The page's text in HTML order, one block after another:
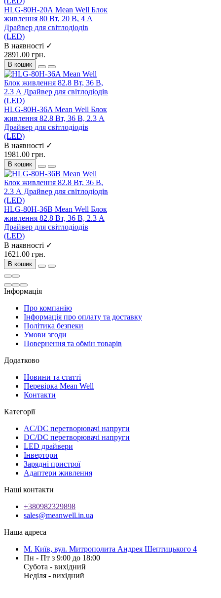
HLG-80H-20А Mean Well Блок
живлення 80 Вт, 20 В, 4 А
Драйвер для світлодіодів
(LED)
В наявності ✓
2891.00 грн.
В кошик
HLG-80H-36A Mean Well Блок
живлення 82.8 Вт, 36 В, 2.3 А
Драйвер для світлодіодів
(LED)
В наявності ✓
1981.00 грн.
В кошик
HLG-80H-36B Mean Well Блок
живлення 82.8 Вт, 36 В, 2.3 А
Драйвер для світлодіодів
(LED)
В наявності ✓
1621.00 грн.
В кошик
Інформація
Про компанію
Інформація про оплату та доставку
Політика безпеки
Умови згоди
Повернення та обмін товарів
Додатково
Новини та статті
Перевірка Mean Well
Контакти
Категорії
AC/DC перетворювачі напруги
DC/DC перетворювачі напруги
LED драйвери
Інвертори
Зарядні пристрої
Адаптери живлення
Наші контакти
+380982329898
sales@meanwell.in.ua
Наша адреса
М. Київ, вул. Митрополита Андрея Шептицького 4
Пн - Пт з 9:00 до 18:00
Субота - вихідний
Неділя - вихідний